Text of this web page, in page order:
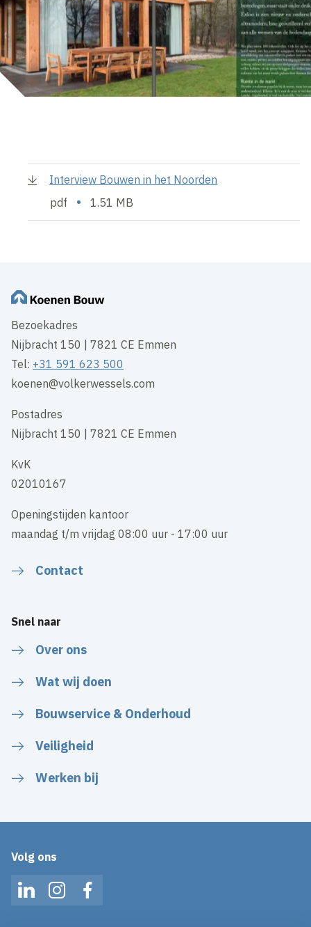
Interview Bouwen in het Noorden
pdf
• 1.51 MB
Bezoekadres
Nijbracht 150 | 7821 CE Emmen
Tel: +31 591 623 500
koenen@volkerwessels.com
Postadres
Nijbracht 150 | 7821 CE Emmen
KvK
02010167
Openingstijden kantoor
maandag t/m vrijdag 08:00 uur - 17:00 uur
Contact
Snel naar
Over ons
Wat wij doen
Bouwservice & Onderhoud
Veiligheid
Werken bij
Volg ons
LinkedInInstagramFacebook